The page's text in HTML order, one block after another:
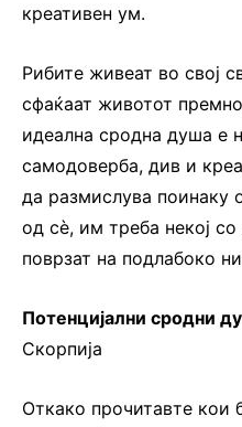
креативен ум.
Рибите живеат во свој
сфаќаат животот
идеална сродна душа е
самодоверба, див и
да размислува поинаку
од сè, им треба некој
поврзат на подлабоко
Потенцијални сродни
Скорпија
Откако прочитавте кои